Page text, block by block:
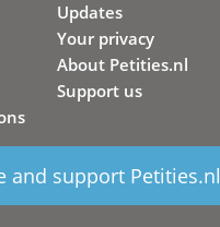
Updates
Your privacy
About Petities.nl
Support us
and support Petities.nl